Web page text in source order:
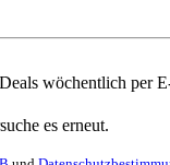
wöchentlich per
es erneut.